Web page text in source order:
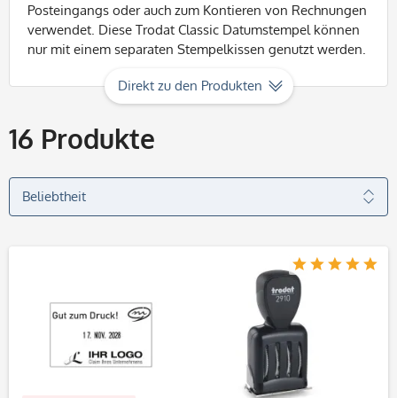
Posteingangs oder auch zum Kontieren von Rechnungen
verwendet. Diese Trodat Classic Datumstempel können
nur mit einem separaten Stempelkissen genutzt werden.
Direkt zu den Produkten
16 Produkte